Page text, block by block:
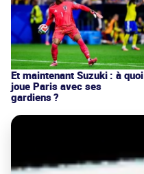
Et maintenant Suzuki : à quoi
joue Paris avec ses
gardiens ?